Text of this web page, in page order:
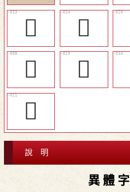
󴽿
󴾈
𦱢
󴾋
𧁇
說 明
異 體 字